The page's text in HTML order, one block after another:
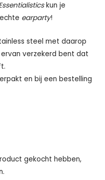
kun je
earparty!
steel met daarop
verzekerd bent dat
en bij een bestelling
gekocht hebben,